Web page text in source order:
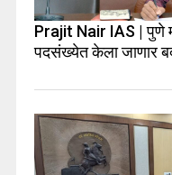
Prajit Nair IAS | पुणे
पदसंख्येत केला जाणार